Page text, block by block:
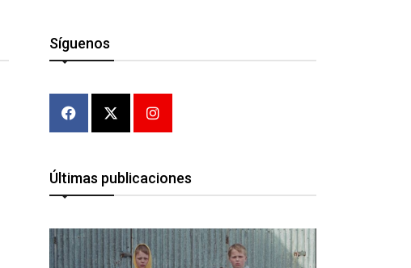
Síguenos
Últimas publicaciones